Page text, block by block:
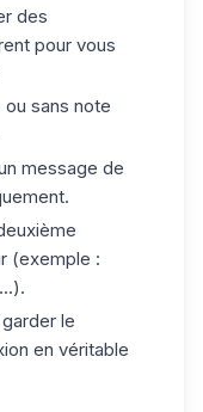
des
pour vous
ou sans note
message de
(exemple :
le
en véritable